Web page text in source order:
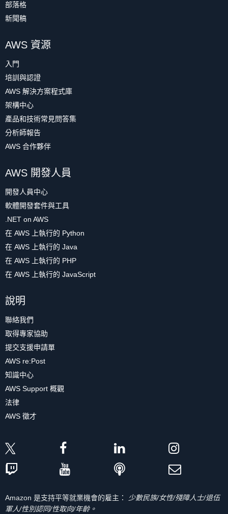
部落格
新聞稿
AWS 資源
入門
培訓與認證
AWS 解決方案程式庫
架構中心
產品和技術常見問答集
分析師報告
AWS 合作夥伴
AWS 開發人員
開發人員中心
軟體開發套件與工具
.NET on AWS
在 AWS 上執行的 Python
在 AWS 上執行的 Java
在 AWS 上執行的 PHP
在 AWS 上執行的 JavaScript
說明
聯絡我們
取得專家協助
提交支援申請單
AWS re:Post
知識中心
AWS Support 概觀
法律
AWS 徵才
Amazon 是支持平等就業機會的雇主：
少數民族/女性/殘障人士/退伍
軍人/性別認同/性取向/年齡。